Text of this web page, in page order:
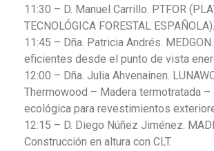
11:30 – D. Manuel Carrillo. PTFOR
TECNOLÓGICA FORESTAL ESPAÑOLA).
11:45 – Dña. Patricia Andrés.
eficientes desde el punto de vista
12:00 – Dña. Julia Ahvenainen.
Thermowood – Madera termotratada –
ecológica para revestimientos
12:15 – D. Diego Núñez Jiménez.
Construcción en altura con CLT.